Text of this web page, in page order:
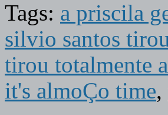
Tags: a priscila
silvio santos
tirou totalmente
it's almoÇo time,